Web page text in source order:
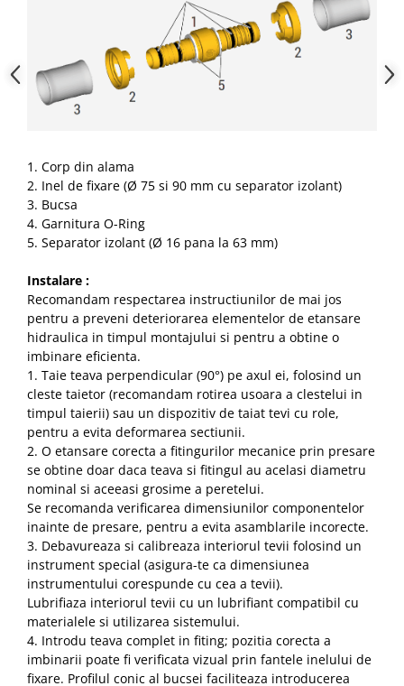
Decoratiuni
Plante artificiale
Suporturi flori si ghivece
Pet Shop
Ansambluri de joaca animale
Custi, cotete si tarcuri
Litiere
Electronice & Iluminat
Iluminat
Articole sanatate
Radio cu ceas & portabile
Dormitor & birou
Mobila dormitor
Dulapuri dormitor
Mese toaleta si oglinzi
Noptiere
Mobila birou
Birouri
1. Corp din alama
2. Inel de fixare (Ø 75 si 90 mm cu separator izolant)
3. Bucsa
4. Garnitura O-Ring
5. Separator izolant (Ø 16 pana la 63 mm)
Instalare :
Recomandam respectarea instructiunilor de mai jos
pentru a preveni deteriorarea elementelor de etansare
hidraulica in timpul montajului si pentru a obtine o
imbinare eficienta.
1. Taie teava perpendicular (90°) pe axul ei, folosind un
cleste taietor (recomandam rotirea usoara a clestelui in
timpul taierii) sau un dispozitiv de taiat tevi cu role,
pentru a evita deformarea sectiunii.
2. O etansare corecta a fitingurilor mecanice prin presare
se obtine doar daca teava si fitingul au acelasi diametru
nominal si aceeasi grosime a peretelui.
Se recomanda verificarea dimensiunilor componentelor
inainte de presare, pentru a evita asamblarile incorecte.
3. Debavureaza si calibreaza interiorul tevii folosind un
instrument special (asigura-te ca dimensiunea
instrumentului corespunde cu cea a tevii).
Lubrifiaza interiorul tevii cu un lubrifiant compatibil cu
materialele si utilizarea sistemului.
4. Introdu teava complet in fiting; pozitia corecta a
imbinarii poate fi verificata vizual prin fantele inelului de
fixare. Profilul conic al bucsei faciliteaza introducerea